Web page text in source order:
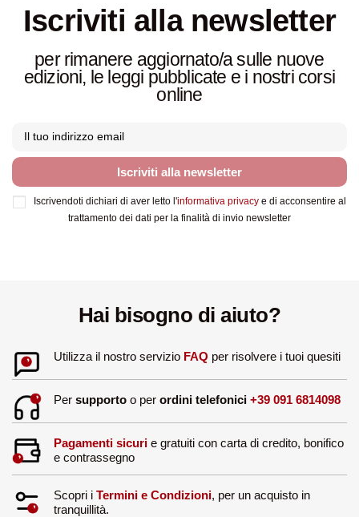
Iscriviti alla newsletter
per rimanere aggiornato/a sulle nuove
edizioni, le leggi pubblicate e i nostri corsi
online
Iscriviti alla newsletter
Iscrivendoti dichiari di aver letto l'informativa privacy e di acconsentire al
trattamento dei dati per la finalità di invio newsletter
Hai bisogno di aiuto?
Utilizza il nostro servizio FAQ per risolvere i tuoi quesiti
Per supportoo per ordini telefonici +39 091 6814098
Pagamenti sicurie gratuiti con carta di credito, bonifico
e contrassegno
Scopri i Termini e Condizioni, per un acquisto in
tranquillità.